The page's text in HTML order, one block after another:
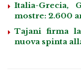
Italia-Grecia,
mostre: 2.600
Tajani firma
nuova spinta